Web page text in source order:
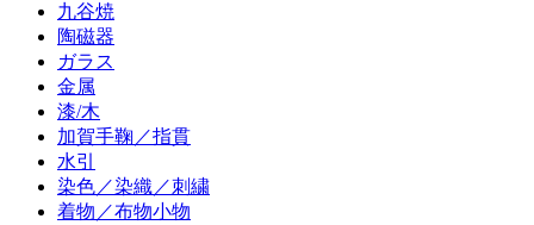
九谷焼
陶磁器
ガラス
金属
漆/木
加賀手鞠／指貫
水引
染色／染織／刺繍
着物／布物小物